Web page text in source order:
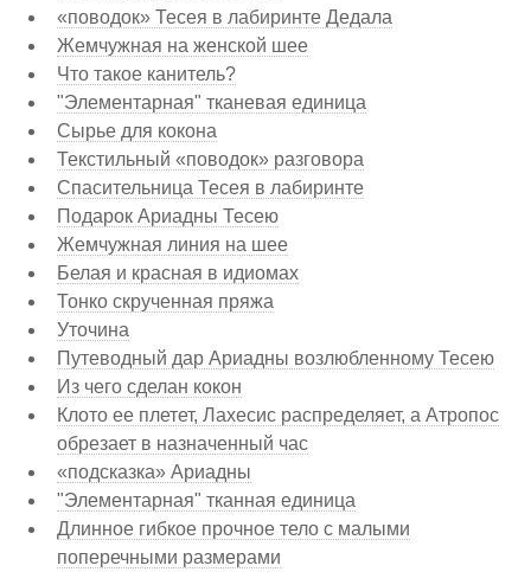
«поводок» Тесея в лабиринте Дедала
Жемчужная на женской шее
Что такое канитель?
"Элементарная" тканевая единица
Сырье для кокона
Текстильный «поводок» разговора
Спасительница Тесея в лабиринте
Подарок Ариадны Тесею
Жемчужная линия на шее
Белая и красная в идиомах
Тонко скрученная пряжа
Уточина
Путеводный дар Ариадны возлюбленному Тесею
Из чего сделан кокон
Клото ее плетет, Лахесис распределяет, а Атропос
обрезает в назначенный час
«подсказка» Ариадны
"Элементарная" тканная единица
Длинное гибкое прочное тело с малыми
поперечными размерами